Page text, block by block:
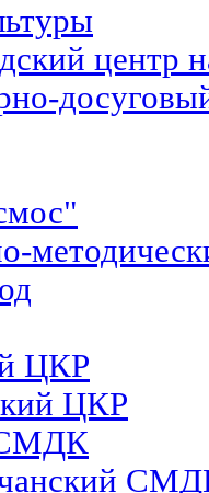
центр
ЦКР
ЦКР
СМДК